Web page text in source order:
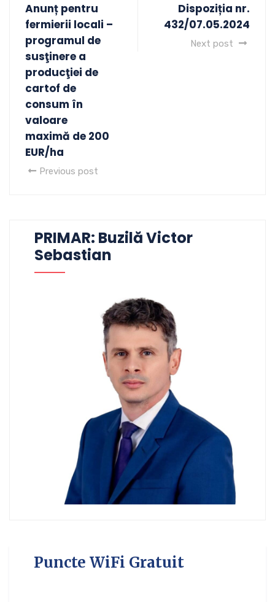
Anunț pentru
fermierii locali –
programul de
susţinere a
producţiei de
cartof de
consum în
valoare
maximă de 200
EUR/ha
Previous post
Dispoziția nr.
432/07.05.2024
Next post
PRIMAR: Buzilă Victor
Sebastian
Puncte WiFi Gratuit